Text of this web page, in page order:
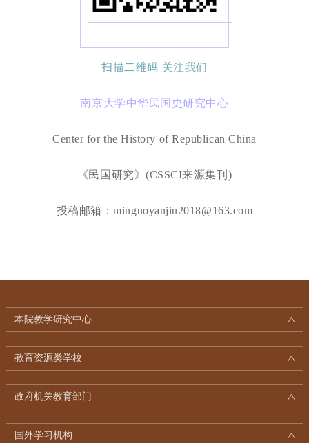
扫描二维码 关注我们
南京大学中华民国史研究中心
Center for the History of Republican China
《民国研究》(CSSCI来源集刊)
投稿邮箱：minguoyanjiu2018@163.com
本院教学研究中心
教育资源类学校
政府机关教育部门
国外学习机构